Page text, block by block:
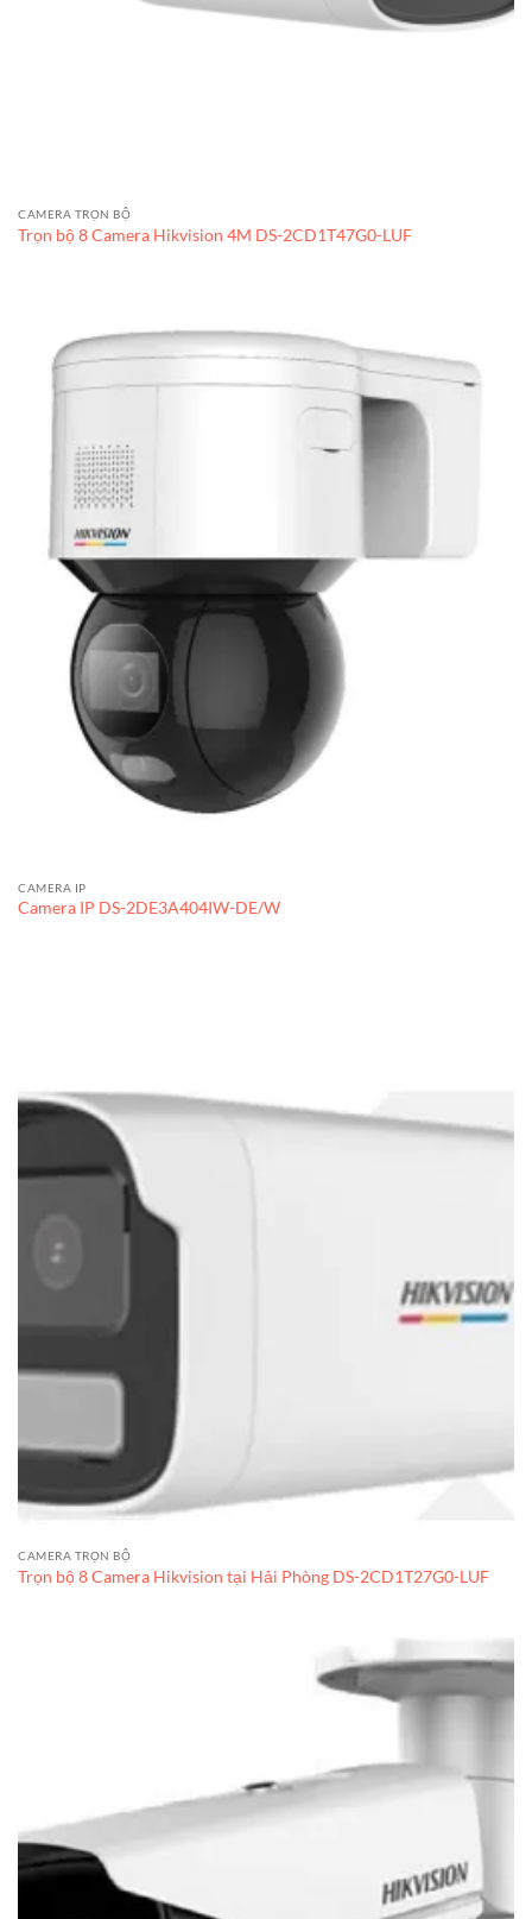
CAMERA TRỌN BỘ
Trọn bộ 8 Camera Hikvision 4M DS-2CD1T47G0-LUF
CAMERA IP
Camera IP DS-2DE3A404IW-DE/W
CAMERA TRỌN BỘ
Trọn bộ 8 Camera Hikvision tại Hải Phòng DS-2CD1T27G0-LUF